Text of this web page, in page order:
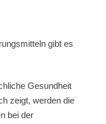
gibt es
Gesundheit
zeigt, werden die
bei der